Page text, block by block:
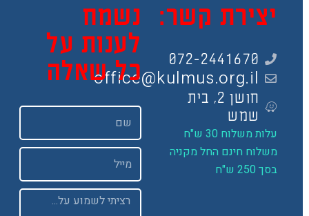
קשר:
072-2441670
office@kulmus.org.il
חושן 2, בית
שמש
משלוח 30 ש"ח
חינם החל מקניה
נשמח
לענות על
כל שאלה
Email
Message